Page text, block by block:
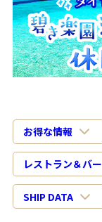
お得な情報
レストラン＆バー
SHIP DATA